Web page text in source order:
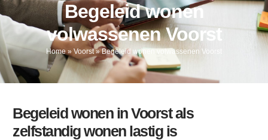
Begeleid wonen
volwassenen Voorst
Home» Voorst»Begeleid wonen volwassenen Voorst
Begeleid wonen in Voorst als
zelfstandig wonen lastig is